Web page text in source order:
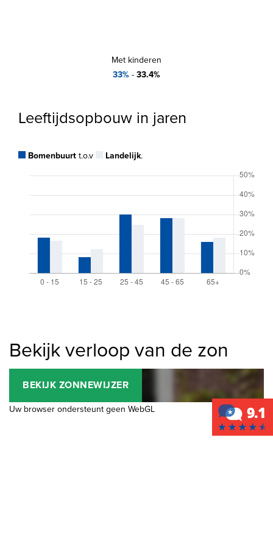
Met kinderen
33% - 33.4%
Leeftijdsopbouw in jaren
Bomenbuurt t.o.v Landelijk.
Bekijk verloop van de zon
BEKIJK ZONNEWIJZER
Uw browser ondersteunt geen WebGL